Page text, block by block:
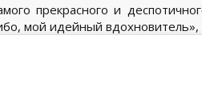
прекрасного и
мой идейный